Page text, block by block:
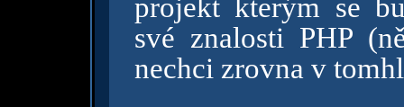
projekt kterým se
své znalosti PHP
nechci zrovna v